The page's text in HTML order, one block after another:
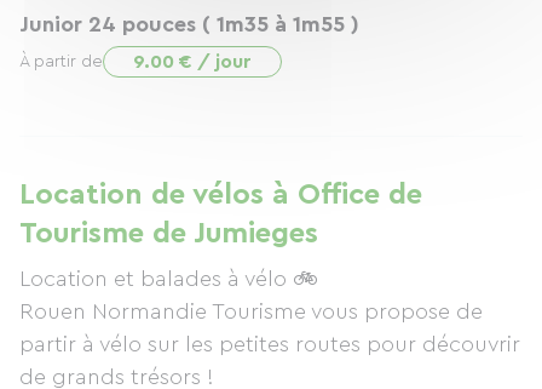
Junior 24 pouces ( 1m35 à 1m55 )
À partir de 9.00 € / jour
Location de vélos à Office de
Tourisme de Jumieges
Location et balades à vélo 🚲
Rouen Normandie Tourisme vous propose de
partir à vélo sur les petites routes pour découvrir
de grands trésors !